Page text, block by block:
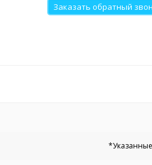
Заказать обратный